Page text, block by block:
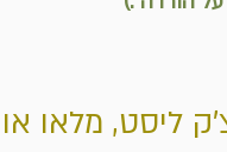
ליסט, מלאו